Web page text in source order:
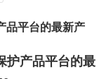
品平台的最新产
护产品平台的最